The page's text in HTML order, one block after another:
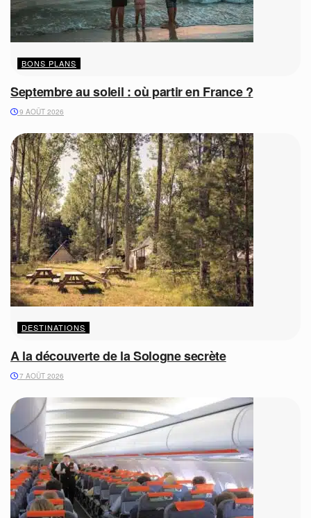
BONS PLANS
Septembre au soleil : où partir en France ?
9 AOÛT 2026
DESTINATIONS
A la découverte de la Sologne secrète
7 AOÛT 2026